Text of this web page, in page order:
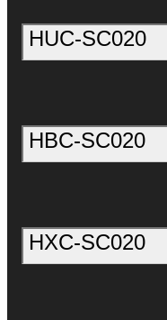
HUC-SC020
HBC-SC020
HXC-SC020